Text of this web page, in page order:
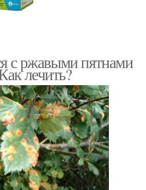
с ржавыми пятнами
лечить?